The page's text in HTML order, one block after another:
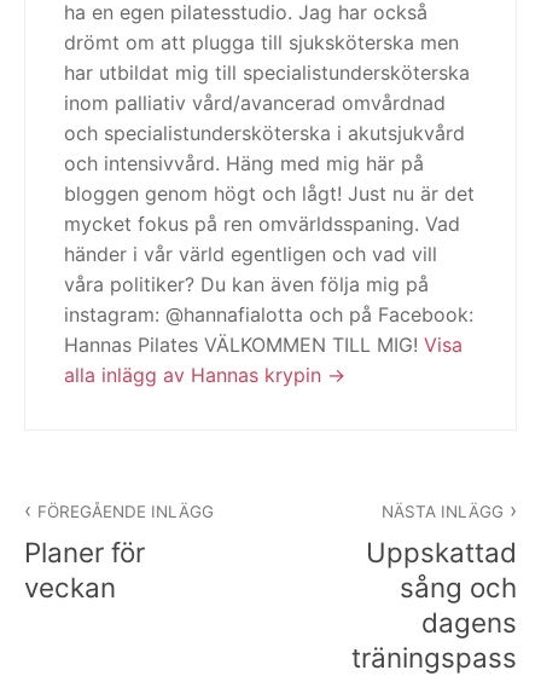
ha en egen pilatesstudio. Jag har också
drömt om att plugga till sjuksköterska men
har utbildat mig till specialistundersköterska
inom palliativ vård/avancerad omvårdnad
och specialistundersköterska i akutsjukvård
och intensivvård. Häng med mig här på
bloggen genom högt och lågt! Just nu är det
mycket fokus på ren omvärldsspaning. Vad
händer i vår värld egentligen och vad vill
våra politiker? Du kan även följa mig på
instagram: @hannafialotta och på Facebook:
Hannas Pilates VÄLKOMMEN TILL MIG! Visa
alla inlägg av Hannas krypin
FÖREGÅENDE INLÄGG
Planer för
veckan
NÄSTA INLÄGG
Uppskattad
sång och
dagens
träningspass